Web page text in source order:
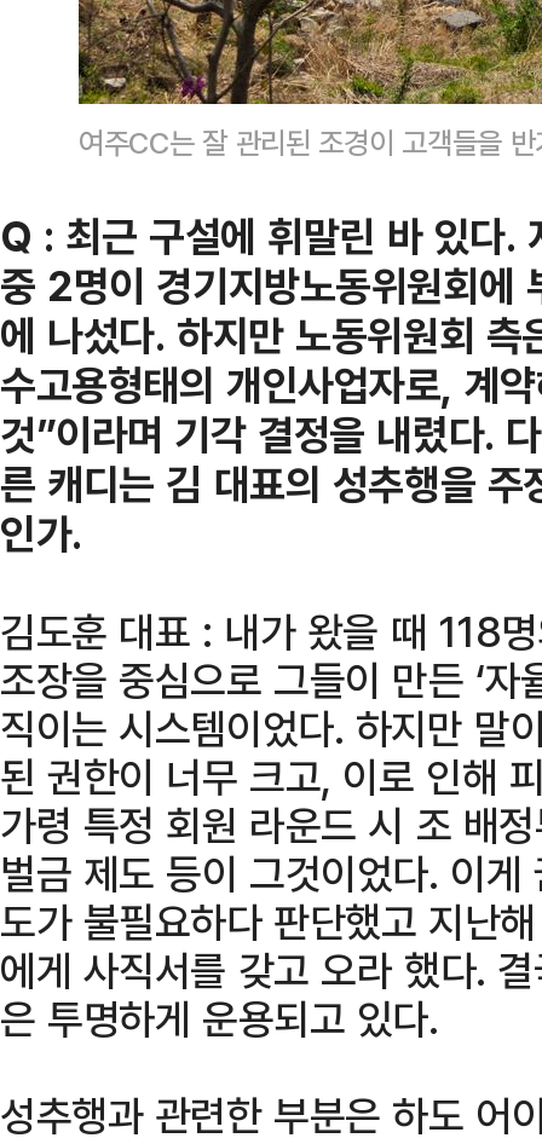
여주CC는 잘 관리된 조경이 고객들을
Q : 최근 구설에 휘말린 바 있다.
중 2명이 경기지방노동위원회에
에 나섰다. 하지만 노동위원회
수고용형태의 개인사업자로, 계
것”이라며 기각 결정을 내렸다.
른 캐디는 김 대표의 성추행을
인가.
김도훈 대표 : 내가 왔을 때 118
조장을 중심으로 그들이 만든 ‘
직이는 시스템이었다. 하지만 말
된 권한이 너무 크고, 이로 인해
가령 특정 회원 라운드 시 조 배
벌금 제도 등이 그것이었다. 이
도가 불필요하다 판단했고 지난
에게 사직서를 갖고 오라 했다.
은 투명하게 운용되고 있다.
성추행과 관련한 부분은 하도 어